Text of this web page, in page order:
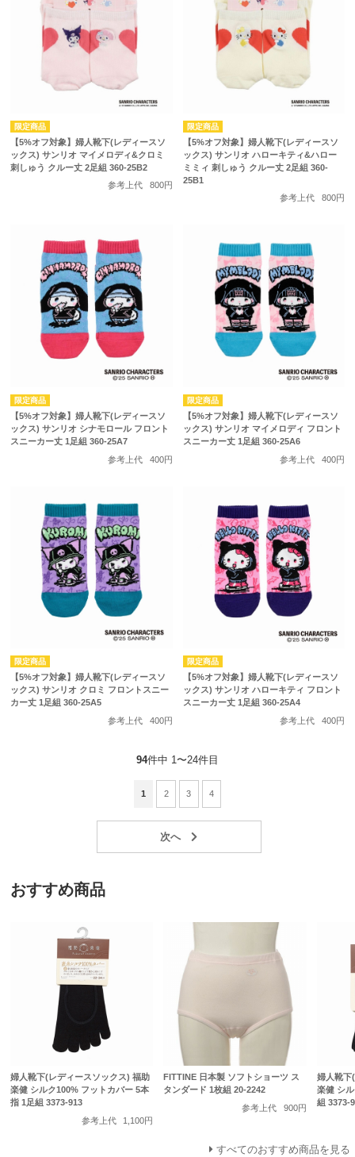
【5%オフ対象】婦人靴下(レディースソ
ックス) サンリオ マイメロディ&クロミ
刺しゅう クルー丈 2足組 360-25B2
参考上代
800円
【5%オフ対象】婦人靴下(レディースソ
ックス) サンリオ ハローキティ&ハロー
ミミィ 刺しゅう クルー丈 2足組 360-
25B1
参考上代
800円
【5%オフ対象】婦人靴下(レディースソ
ックス) サンリオ シナモロール フロント
スニーカー丈 1足組 360-25A7
参考上代
400円
【5%オフ対象】婦人靴下(レディースソ
ックス) サンリオ マイメロディ フロント
スニーカー丈 1足組 360-25A6
参考上代
400円
【5%オフ対象】婦人靴下(レディースソ
ックス) サンリオ クロミ フロントスニー
カー丈 1足組 360-25A5
参考上代
400円
【5%オフ対象】婦人靴下(レディースソ
ックス) サンリオ ハローキティ フロント
スニーカー丈 1足組 360-25A4
参考上代
400円
94件中 1〜24件目
1 2 3 4
おすすめ商品
婦人靴下(レディースソックス) 福助
楽健 シルク100% フットカバー 5本
指 1足組 3373-913
参考上代
1,100円
FITTINE 日本製 ソフトショーツ ス
タンダード 1枚組 20-2242
参考上代
900円
婦人靴下
楽健 シ
組 3373-
すべてのおすすめ商品を見る